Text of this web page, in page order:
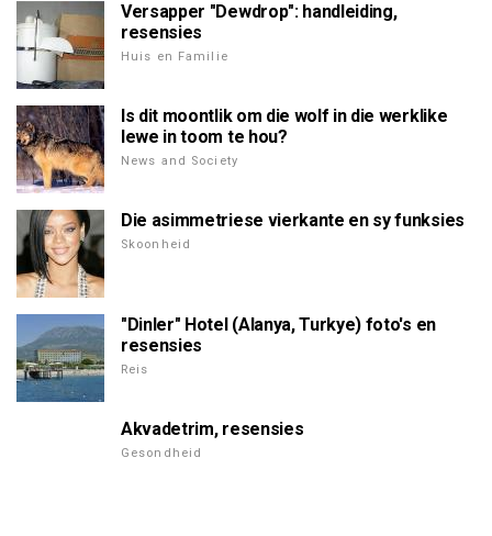
Versapper "Dewdrop": handleiding,
resensies
Huis en Familie
Is dit moontlik om die wolf in die werklike
lewe in toom te hou?
News and Society
Die asimmetriese vierkante en sy funksies
Skoonheid
"Dinler" Hotel (Alanya, Turkye) foto's en
resensies
Reis
Akvadetrim, resensies
Gesondheid